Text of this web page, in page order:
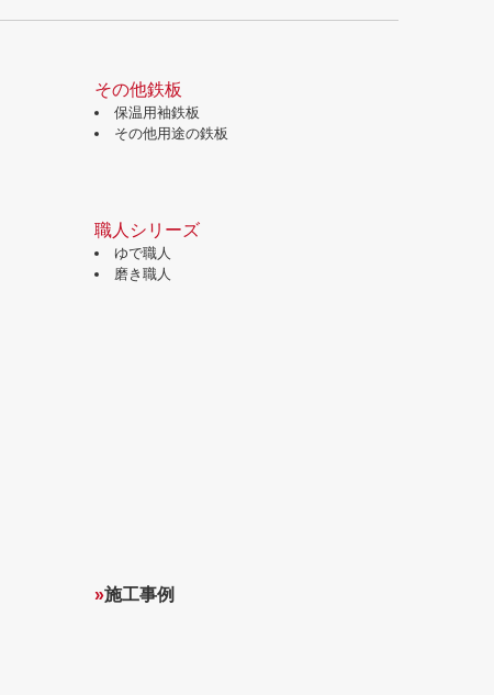
その他鉄板
保温用袖鉄板
その他用途の鉄板
職人シリーズ
ゆで職人
磨き職人
»施工事例